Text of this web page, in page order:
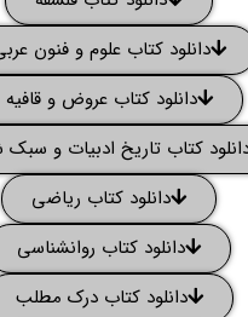
دانلود کتاب علوم و فنون
دانلود کتاب عروض و قافیه
کتاب تاریخ ادبیات و
دانلود کتاب ریاضی
دانلود کتاب روانشناسی
دانلود کتاب درک مطلب